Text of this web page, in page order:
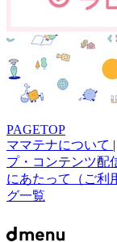
PAGETOP
ママテナについて |
プ・コンテンツ配
にあたって（ご利
グ一覧